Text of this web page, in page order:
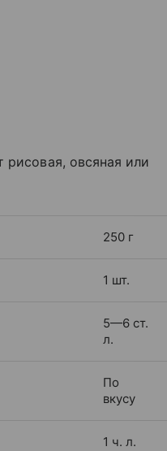
рисовая, овсяная или
250 г
1 шт.
5—6 ст.
л.
По
вкусу
1 ч. л.